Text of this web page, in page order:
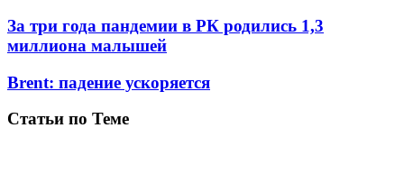
За три года пандемии в РК родились 1,3
миллиона малышей
Brent: падение ускоряется
Статьи по Теме